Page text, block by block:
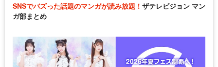
SNSでバズった話題のマンガが読み放題！ ザテレビジョン マン
ガ部まとめ